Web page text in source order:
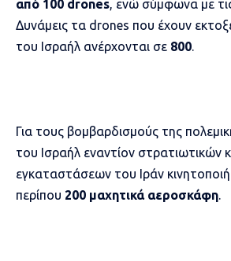
από 100 drones, ενώ σύμφωνα με
Δυνάμεις τα drones που έχουν
του Ισραήλ ανέρχονται σε 800.
Για τους βομβαρδισμούς της
του Ισραήλ εναντίον στρατιωτικών
εγκαταστάσεων του Ιράν
περίπου 200 μαχητικά αεροσκάφη.